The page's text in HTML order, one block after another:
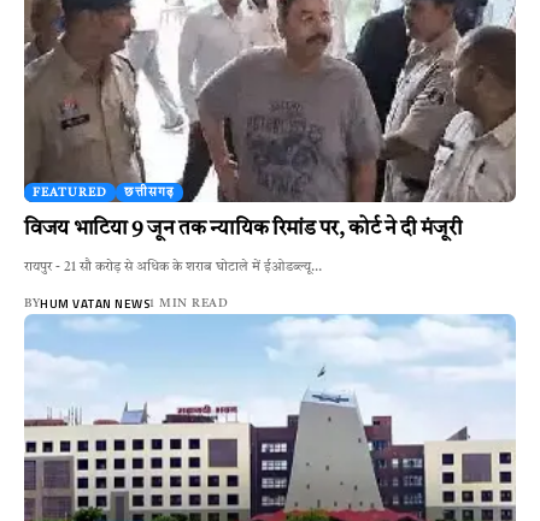
FEATURED छत्तीसगढ़
विजय भाटिया 9 जून तक न्यायिक रिमांड पर, कोर्ट ने दी मंजूरी
रायपुर - 21 सौ करोड़ से अधिक के शराब घोटाले में ईओडब्ल्यू…
BYHUM VATAN NEWS1 MIN READ